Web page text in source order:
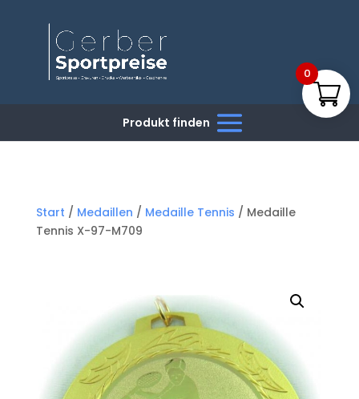
Start / Medaillen / Medaille Tennis / Medaille
Tennis X-97-M709
0